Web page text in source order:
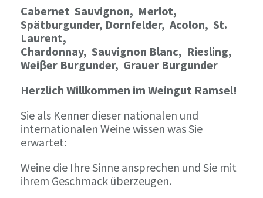
Cabernet Sauvignon, Merlot,
Spätburgunder, Dornfelder, Acolon, St.
Laurent,
Chardonnay, Sauvignon Blanc, Riesling,
Weiβer Burgunder, Grauer Burgunder
Herzlich Willkommen im Weingut Ramsel!
Sie als Kenner dieser nationalen und
internationalen Weine wissen was Sie
erwartet:
Weine die Ihre Sinne ansprechen und Sie mit
ihrem Geschmack überzeugen.